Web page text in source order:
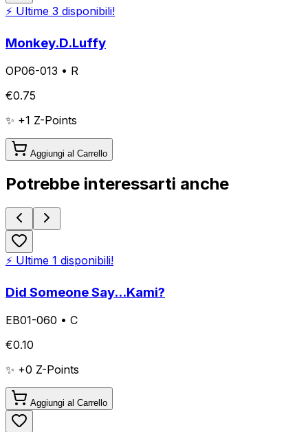
⚡ Ultime 3 disponibili!
Monkey.D.Luffy
OP06-013 • R
€0.75
✨ +1 Z-Points
Aggiungi al Carrello
Potrebbe interessarti anche
⚡ Ultime 1 disponibili!
Did Someone Say...Kami?
EB01-060 • C
€0.10
✨ +0 Z-Points
Aggiungi al Carrello